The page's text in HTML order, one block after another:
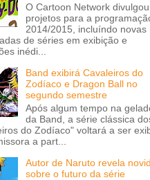
O Cartoon Network
projetos para a
2014/2015, incluíndo novas
de séries em exibição e
inédi...
Band exibirá Cavaleiros do
Zodíaco e Dragon Ball no
segundo semestre
Após algum tempo na
da Band, a série clássica
do Zodíaco" voltará a ser
a part...
Autor de Naruto revela
sobre o futuro da série